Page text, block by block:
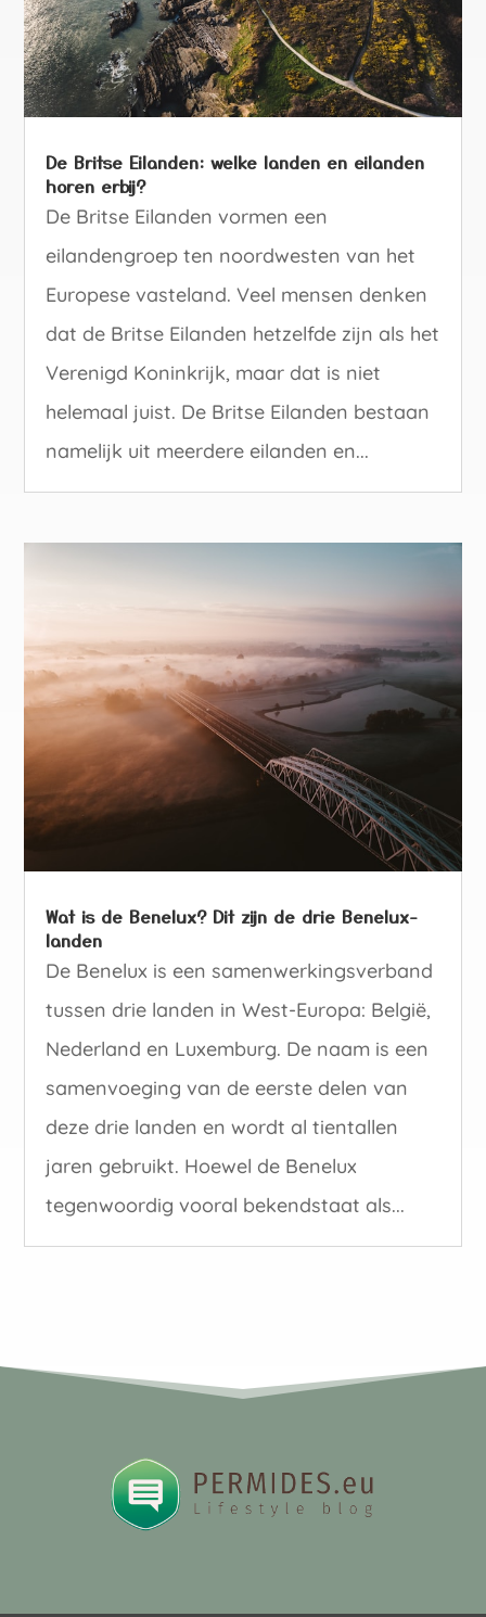
De Britse Eilanden: welke landen en eilanden
horen erbij?
De Britse Eilanden vormen een
eilandengroep ten noordwesten van het
Europese vasteland. Veel mensen denken
dat de Britse Eilanden hetzelfde zijn als het
Verenigd Koninkrijk, maar dat is niet
helemaal juist. De Britse Eilanden bestaan
namelijk uit meerdere eilanden en...
Wat is de Benelux? Dit zijn de drie Benelux-
landen
De Benelux is een samenwerkingsverband
tussen drie landen in West-Europa: België,
Nederland en Luxemburg. De naam is een
samenvoeging van de eerste delen van
deze drie landen en wordt al tientallen
jaren gebruikt. Hoewel de Benelux
tegenwoordig vooral bekendstaat als...